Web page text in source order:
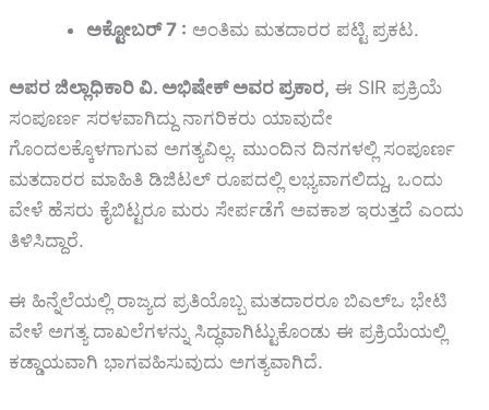
ಅಕ್ಟೋಬರ್‌ 7 : ಅಂತಿಮ ಮತದಾರರ ಪಟ್ಟಿ ಪ್ರಕಟ.
ಅಪರ ಜಿಲ್ಲಾಧಿಕಾರಿ ವಿ. ಅಭಿಷೇಕ್‌ ಅವರ ಪ್ರಕಾರ, ಈ SIR ಪ್ರಕ್ರಿಯೆ
ಸಂಪೂರ್ಣ ಸರಳವಾಗಿದ್ದು ನಾಗರಿಕರು ಯಾವುದೇ
ಗೊಂದಲಕ್ಕೊಳಗಾಗುವ ಅಗತ್ಯವಿಲ್ಲ. ಮುಂದಿನ ದಿನಗಳಲ್ಲಿ ಸಂಪೂರ್ಣ
ಮತದಾರರ ಮಾಹಿತಿ ಡಿಜಿಟಲ್ ರೂಪದಲ್ಲಿ ಲಭ್ಯವಾಗಲಿದ್ದು, ಒಂದು
ವೇಳೆ ಹೆಸರು ಕೈಬಿಟ್ಟರೂ ಮರು ಸೇರ್ಪಡೆಗೆ ಅವಕಾಶ ಇರುತ್ತದೆ ಎಂದು
ತಿಳಿಸಿದ್ದಾರೆ.
ಈ ಹಿನ್ನೆಲೆಯಲ್ಲಿ ರಾಜ್ಯದ ಪ್ರತಿಯೊಬ್ಬ ಮತದಾರರೂ ಬಿಎಲ್‌ಒ ಭೇಟಿ
ವೇಳೆ ಅಗತ್ಯ ದಾಖಲೆಗಳನ್ನು ಸಿದ್ಧವಾಗಿಟ್ಟುಕೊಂಡು ಈ ಪ್ರಕ್ರಿಯೆಯಲ್ಲಿ
ಕಡ್ಡಾಯವಾಗಿ ಭಾಗವಹಿಸುವುದು ಅಗತ್ಯವಾಗಿದೆ.